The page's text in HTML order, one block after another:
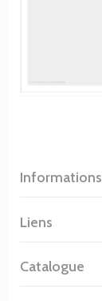
Informations
Liens
Catalogue